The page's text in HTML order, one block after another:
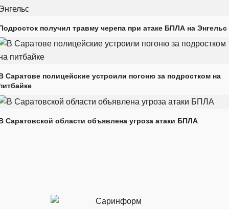
получил травму черепа при атаке БПЛА на Энгельс
Саратове полицейские устроили погоню за подростком на
Саратовской области объявлена угроза атаки БПЛА